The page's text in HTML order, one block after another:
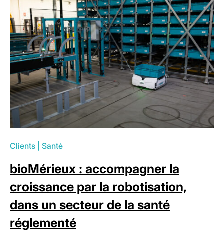
Clients Santé
bioMérieux : accompagner la
croissance par la robotisation,
dans un secteur de la santé
réglementé